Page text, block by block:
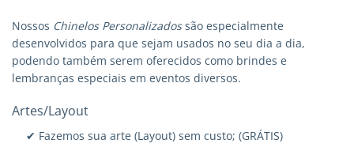
Nossos Chinelos Personalizadossão especialmente
desenvolvidos para que sejam usados no seu dia a dia,
podendo também serem oferecidos como brindes e
lembranças especiais em eventos diversos.
Artes/Layout
✔ Fazemos sua arte (Layout) sem custo; (GRÁTIS)